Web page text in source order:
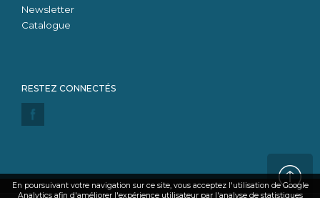
Newsletter
Catalogue
En poursuivant votre navigation sur ce site, vous acceptez l'utilisation de Google
Analytics afin d'améliorer l'expérience utilisateur par l'analyse de statistiques